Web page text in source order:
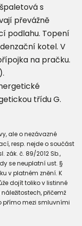
s
převážně
podlahu. Topení
kotel. V
na pračku.
třídu G.
ale o nezávazné
resp. nejde o součást
zák. č. 89/2012 Sb.,
se neuplatní ust. §
v platném znění. K
dojít toliko v listinné
přičemž
přímo mezi smluvními